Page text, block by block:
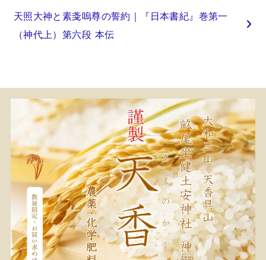
天照大神と素戔嗚尊の誓約｜『日本書紀』巻第一
（神代上）第六段 本伝